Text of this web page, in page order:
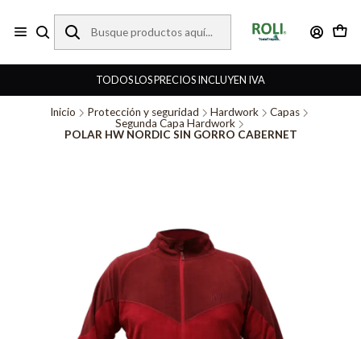
TODOS LOS PRECIOS INCLUYEN IVA
Inicio Protección y seguridad Hardwork
Capas
Segunda Capa Hardwork
POLAR HW NORDIC SIN GORRO CABERNET